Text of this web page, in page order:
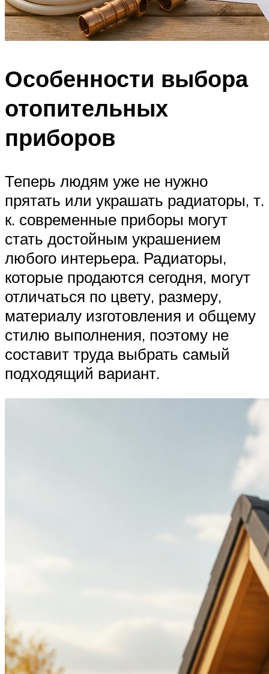
Особенности выбора
отопительных
приборов
Теперь людям уже не нужно
прятать или украшать радиаторы, т.
к. современные приборы могут
стать достойным украшением
любого интерьера. Радиаторы,
которые продаются сегодня, могут
отличаться по цвету, размеру,
материалу изготовления и общему
стилю выполнения, поэтому не
составит труда выбрать самый
подходящий вариант.